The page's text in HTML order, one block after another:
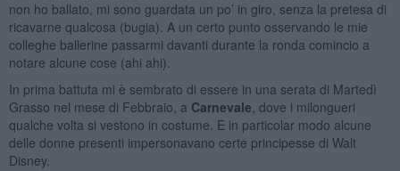
non ho ballato, mi sono guardata un po’ in giro, senza la pretesa di
ricavarne qualcosa (bugia). A un certo punto osservando le mie
colleghe ballerine passarmi davanti durante la ronda comincio a
notare alcune cose (ahi ahi).
In prima battuta mi è sembrato di essere in una serata di Martedì
Grasso nel mese di Febbraio, a Carnevale , dove i milongueri
qualche volta si vestono in costume. E in particolar modo alcune
delle donne presenti impersonavano certe principesse di Walt
Disney.